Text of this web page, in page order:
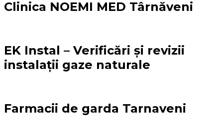
Clinica NOEMI MED Târnăveni
EK Instal – Verificări și revizii
instalații gaze naturale
Farmacii de garda Tarnaveni